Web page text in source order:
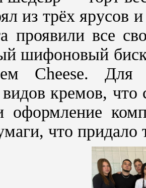
из трёх ярусов
проявили все
шифоновый
Cheese. Для
видов кремов,
оформление
что